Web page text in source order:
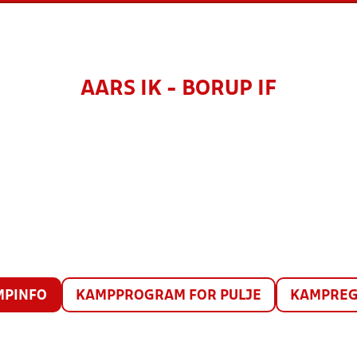
AARS IK - BORUP IF
KAMPPROGRAM FOR PULJE